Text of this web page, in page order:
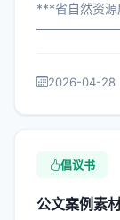
***省自然资源
属机
2026-04-28
倡议书
公文案例素